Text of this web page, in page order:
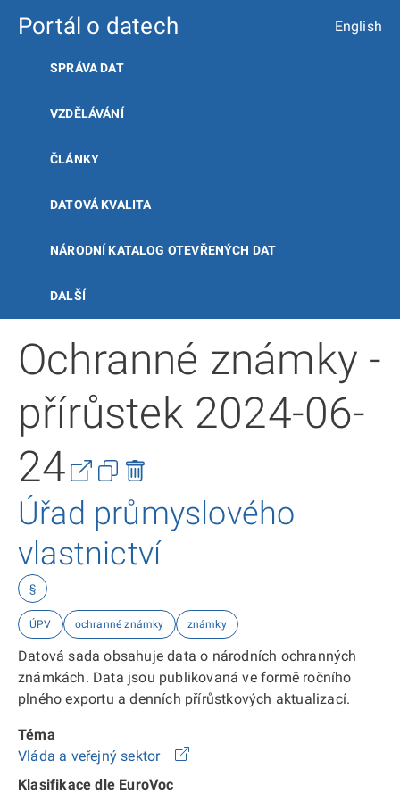
Portál o datech English
SPRÁVA DAT
VZDĚLÁVÁNÍ
ČLÁNKY
DATOVÁ KVALITA
NÁRODNÍ KATALOG OTEVŘENÝCH DAT
DALŠÍ
Ochranné známky -
přírůstek 2024-06-
24
Úřad průmyslového
vlastnictví
§
ÚPV ochranné známky známky
Datová sada obsahuje data o národních ochranných
známkách. Data jsou publikovaná ve formě ročního
plného exportu a denních přírůstkových aktualizací.
Téma
Vláda a veřejný sektor
Klasifikace dle EuroVoc